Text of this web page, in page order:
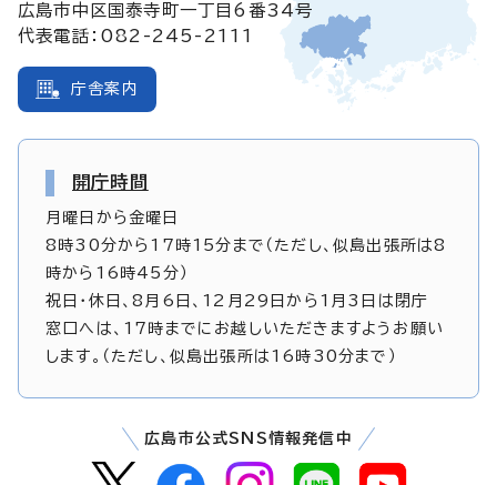
広島市中区国泰寺町一丁目6番34号
代表電話：082-245-2111
庁舎案内
開庁時間
月曜日から金曜日
8時30分から17時15分まで（ただし、似島出張所は8
時から16時45分）
祝日・休日、8月6日、12月29日から1月3日は閉庁
窓口へは、17時までにお越しいただきますようお願い
します。（ただし、似島出張所は16時30分まで）
広島市公式SNS情報発信中